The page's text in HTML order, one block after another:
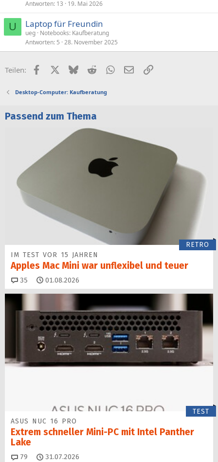
Antworten 13 19. Mai 2026
U Laptop für Freundin
ueg Notebooks: Kaufberatung
Antworten 5 28. November 2025
Teilen: FacebookX (Twitter)
BlueskyRedditWhatsApp
E-MailLink
Desktop-Computer: Kaufberatung
Passend zum Thema
RETRO
IM TEST VOR 15 JAHREN
Apples Mac Mini war unflexibel und teuer
35 Kommentare
01.08.2026
TEST
ASUS NUC 16 PRO
Extrem schneller Mini-PC mit Intel Panther
Lake
79 Kommentare
31.07.2026